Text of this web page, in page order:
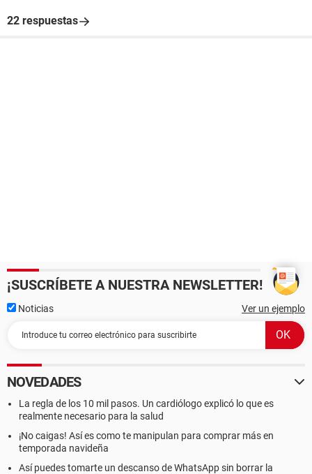
22 respuestas
¡SUSCRÍBETE A NUESTRA NEWSLETTER!
Noticias Ver un ejemplo
NOVEDADES
La regla de los 10 mil pasos. Un cardiólogo explicó lo que es
realmente necesario para la salud
¡No caigas! Así es como te manipulan para comprar más en
temporada navideña
Así puedes tomarte un descanso de WhatsApp sin borrar la